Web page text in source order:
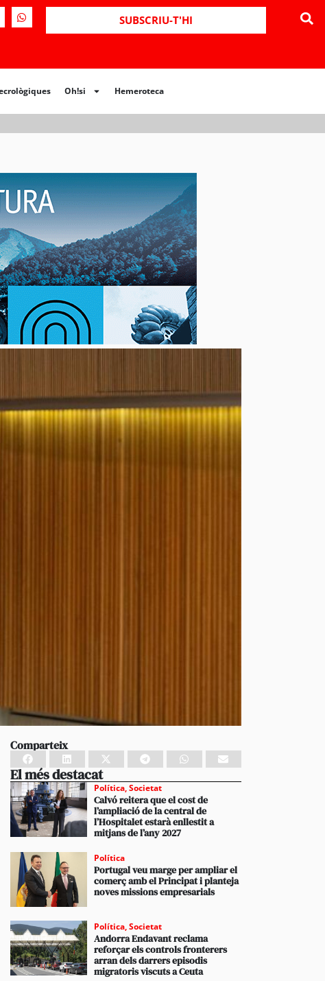
SUBSCRIU-T'HI
Oh!si Hemeroteca
Hemeroteca
Comparteix
El més destacat
Política,Societat
Calvó reitera que el cost de
l’ampliació de la central de
l’Hospitalet estarà enllestit a
mitjans de l’any 2027
Política
Portugal veu marge per ampliar el
comerç amb el Principat i planteja
noves missions empresarials
Política,Societat
Andorra Endavant reclama
reforçar els controls fronterers
arran dels darrers episodis
migratoris viscuts a Ceuta